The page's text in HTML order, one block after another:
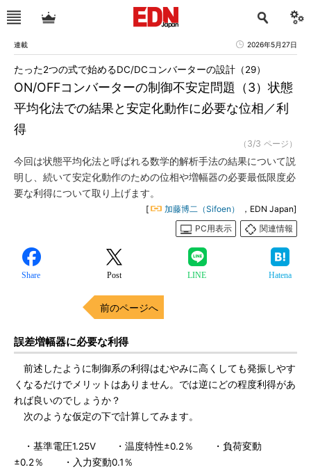
連載 2026年5月27日
ON/OFFコンバーターの制御不安定問題（3）状態
平均化法での結果と安定化動作に必要な位相／利
得
たった2つの式で始めるDC/DCコンバーターの設計（29）
（3/3 ページ）
今回は状態平均化法と呼ばれる数学的解析手法の結果について説
明し、続いて安定化動作のための位相や増幅器の必要最低限度必
要な利得について取り上げます。
[ 加藤博二（Sifoen）
，EDN Japan]
PC用表示
関連情報
Share Post LINE Hatena
前のページへ
誤差増幅器に必要な利得
前述したように制御系の利得はむやみに高くしても発振しやす
くなるだけでメリットはありません。では逆にどの程度利得があ
れば良いのでしょうか？
次のような仮定の下で計算してみます。
・基準電圧1.25V ・温度特性±0.2％ ・負荷変動
±0.2％ ・入力変動0.1％